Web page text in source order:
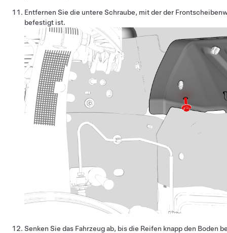
Entfernen Sie die untere Schraube, mit der der
befestigt ist.
Senken Sie das Fahrzeug ab, bis die Reifen knapp den Boden